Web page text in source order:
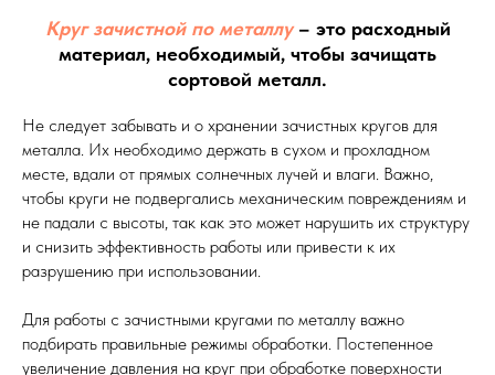
Круг зачистной по металлу– это расходный
материал, необходимый, чтобы зачищать
сортовой металл.
Не следует забывать и о хранении зачистных кругов для
металла. Их необходимо держать в сухом и прохладном
месте, вдали от прямых солнечных лучей и влаги. Важно,
чтобы круги не подвергались механическим повреждениям и
не падали с высоты, так как это может нарушить их структуру
и снизить эффективность работы или привести к их
разрушению при использовании.
Для работы с зачистными кругами по металлу важно
подбирать правильные режимы обработки. Постепенное
увеличение давления на круг при обработке поверхности